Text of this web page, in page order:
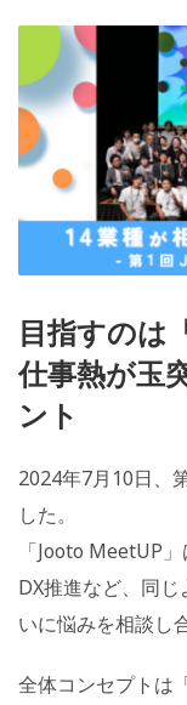
目指すのは
仕事熱が玉
ント
2024年7月10日、
した。
「Jooto MeetUP
DX推進など、同
いに悩みを相談し
全体コンセプトは